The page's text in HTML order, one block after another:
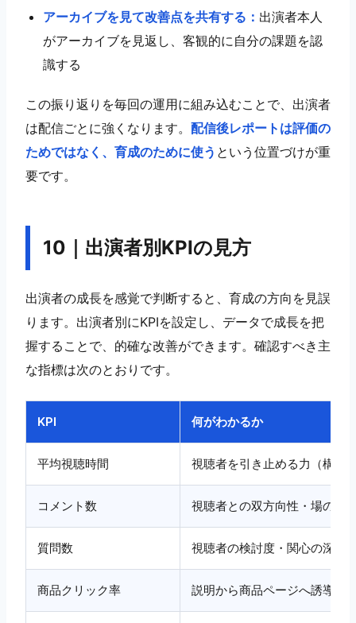
アーカイブを見て改善点を共有する： 出演者本人
がアーカイブを見返し、客観的に自分の課題を認
識する
この振り返りを毎回の運用に組み込むことで、出演者
は配信ごとに強くなります。 配信後レポートは評価の
ためではなく、育成のために使う という位置づけが重
要です。
10｜出演者別KPIの見方
出演者の成長を感覚で判断すると、育成の方向を見誤
ります。出演者別にKPIを設定し、データで成長を把
握することで、的確な改善ができます。確認すべき主
な指標は次のとおりです。
KPI 何がわかるか
平均視聴時間 視聴者を引き止める力（構成
コメント数 視聴者との双方向性・場の盛
質問数 視聴者の検討度・関心の深さ
商品クリック率 説明から商品ページへ誘導で